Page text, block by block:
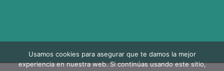
Usamos cookies para asegurar que te damos la mejor
experiencia en nuestra web. Si continúas usando este sitio,